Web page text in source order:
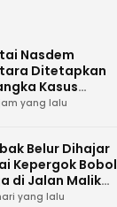
Nasdem
Ditetapkan
Kasus
yang lalu
Belur Dihajar
Kepergok Bobol
di Jalan Malik
yang lalu